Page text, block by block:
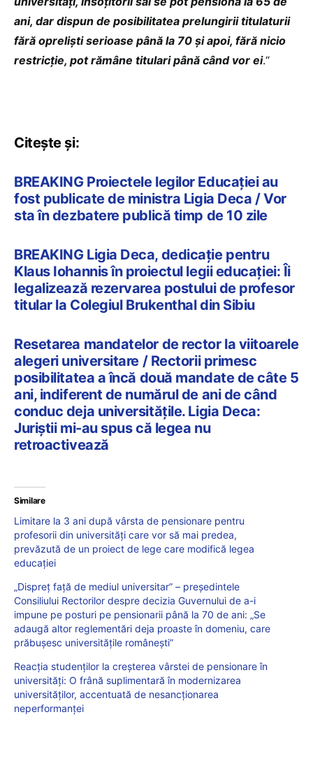
ani, dar dispun de posibilitatea prelungirii titulaturii
fără opreliști serioase până la 70 și apoi, fără nicio
restricție, pot rămâne titulari până când vor ei.“
Citește și:
BREAKING Proiectele legilor Educației au
fost publicate de ministra Ligia Deca / Vor
sta în dezbatere publică timp de 10 zile
BREAKING Ligia Deca, dedicație pentru
Klaus Iohannis în proiectul legii educației: Îi
legalizează rezervarea postului de profesor
titular la Colegiul Brukenthal din Sibiu
Resetarea mandatelor de rector la viitoarele
alegeri universitare / Rectorii primesc
posibilitatea a încă două mandate de câte 5
ani, indiferent de numărul de ani de când
conduc deja universitățile. Ligia Deca:
Juriștii mi-au spus că legea nu
retroactivează
Similare
Limitare la 3 ani după vârsta de pensionare pentru
profesorii din universități care vor să mai predea,
prevăzută de un proiect de lege care modifică legea
educației
„Dispreț față de mediul universitar” – președintele
Consiliului Rectorilor despre decizia Guvernului de a-i
impune pe posturi pe pensionarii până la 70 de ani: „Se
adaugă altor reglementări deja proaste în domeniu, care
prăbușesc universitățile românești”
Reacția studenților la creșterea vârstei de pensionare în
universități: O frână suplimentară în modernizarea
universităților, accentuată de nesancționarea
neperformanței